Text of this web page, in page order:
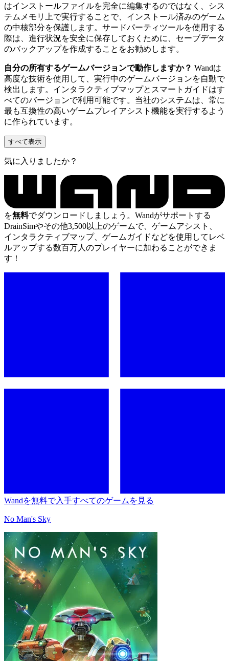
はインストールファイルを完全に編集するのではなく、シス
テムメモリ上で実行することで、インストール済みのゲーム
の中核部分を保護します。サードパーティツールを使用する
際は、進行状況を安全に保存しておくために、セーブデータ
のバックアップを作成することをお勧めします。
自分の所有するゲームバージョンで動作しますか？ Wandは
高度な技術を使用して、実行中のゲームバージョンを自動で
検出します。インタラクティブマップとスマートガイドはす
べてのバージョンで利用可能です。当社のシステムは、常に
最も互換性の高いゲームプレイアシスト機能を実行するよう
に作られています。
すべて表示
気に入りましたか？
を無料でダウンロードしましょう。Wandがサポートする
DrainSimやその他3,500以上のゲームで、ゲームアシスト、
インタラクティブマップ、ゲームガイドなどを使用してレベ
ルアップする数百万人のプレイヤーに加わることができま
す！
Wandを無料で入手すべてのゲームを見る
No Man's Sky